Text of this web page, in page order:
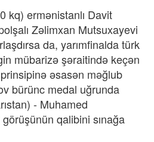
kq) ermənistanlı Davit
Zəlimxan Mutsuxayevi
da, yarımfinalda türk
mübarizə şəraitində keçən
əsasən məğlub
bürünc medal uğrunda
- Muhamed
qalibini sınağa